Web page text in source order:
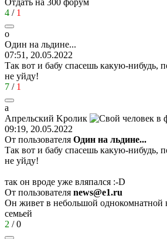
4 / 1
о
Один на льдине...
07:51, 20.05.2022
Так вот и бабу спасешь какую-нибудь,
не уйду!
7 / 1
a
Aпрельский Kролик
09:19, 20.05.2022
От пользователя Один на льдине...
Так вот и бабу спасешь какую-нибудь,
не уйду!
так он вроде уже вляпался :-D
От пользователя news@e1.ru
Он живет в небольшой однокомнатной
семьей
2 /0